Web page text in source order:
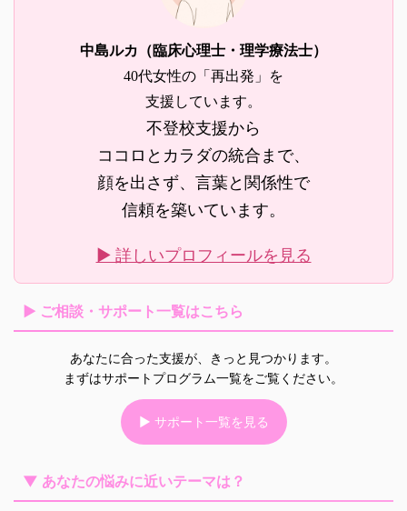
中島ルカ（臨床心理士・理学療法士）
40代女性の「再出発」を
支援しています。
不登校支援から
ココロとカラダの統合まで、
顔を出さず、言葉と関係性で
信頼を築いています。
▶ 詳しいプロフィールを見る
▶ ご相談・サポート一覧はこちら
あなたに合った支援が、きっと見つかります。
まずはサポートプログラム一覧をご覧ください。
▶ サポート一覧を見る
▼ あなたの悩みに近いテーマは？